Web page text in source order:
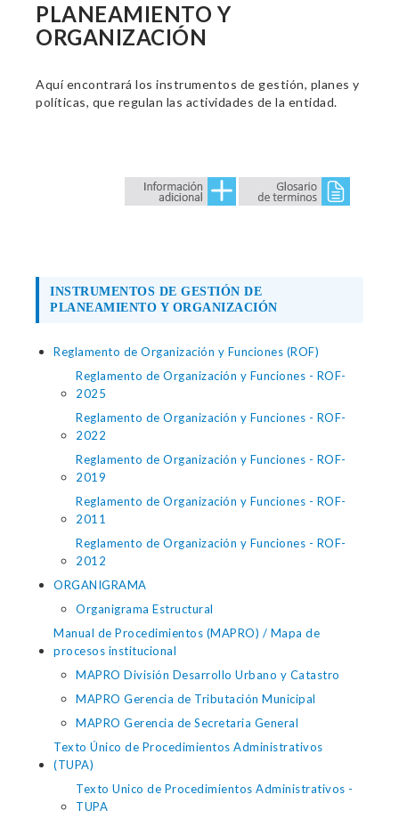
PLANEAMIENTO Y
ORGANIZACIÓN
Aquí encontrará los instrumentos de gestión, planes y
políticas, que regulan las actividades de la entidad.
INSTRUMENTOS DE GESTIÓN DE
PLANEAMIENTO Y ORGANIZACIÓN
Reglamento de Organización y Funciones (ROF)
Reglamento de Organización y Funciones - ROF-
2025
Reglamento de Organización y Funciones - ROF-
2022
Reglamento de Organización y Funciones - ROF-
2019
Reglamento de Organización y Funciones - ROF-
2011
Reglamento de Organización y Funciones - ROF-
2012
ORGANIGRAMA
Organigrama Estructural
Manual de Procedimientos (MAPRO) / Mapa de
procesos institucional
MAPRO División Desarrollo Urbano y Catastro
MAPRO Gerencia de Tributación Municipal
MAPRO Gerencia de Secretaria General
Texto Único de Procedimientos Administrativos
(TUPA)
Texto Unico de Procedimientos Administrativos -
TUPA